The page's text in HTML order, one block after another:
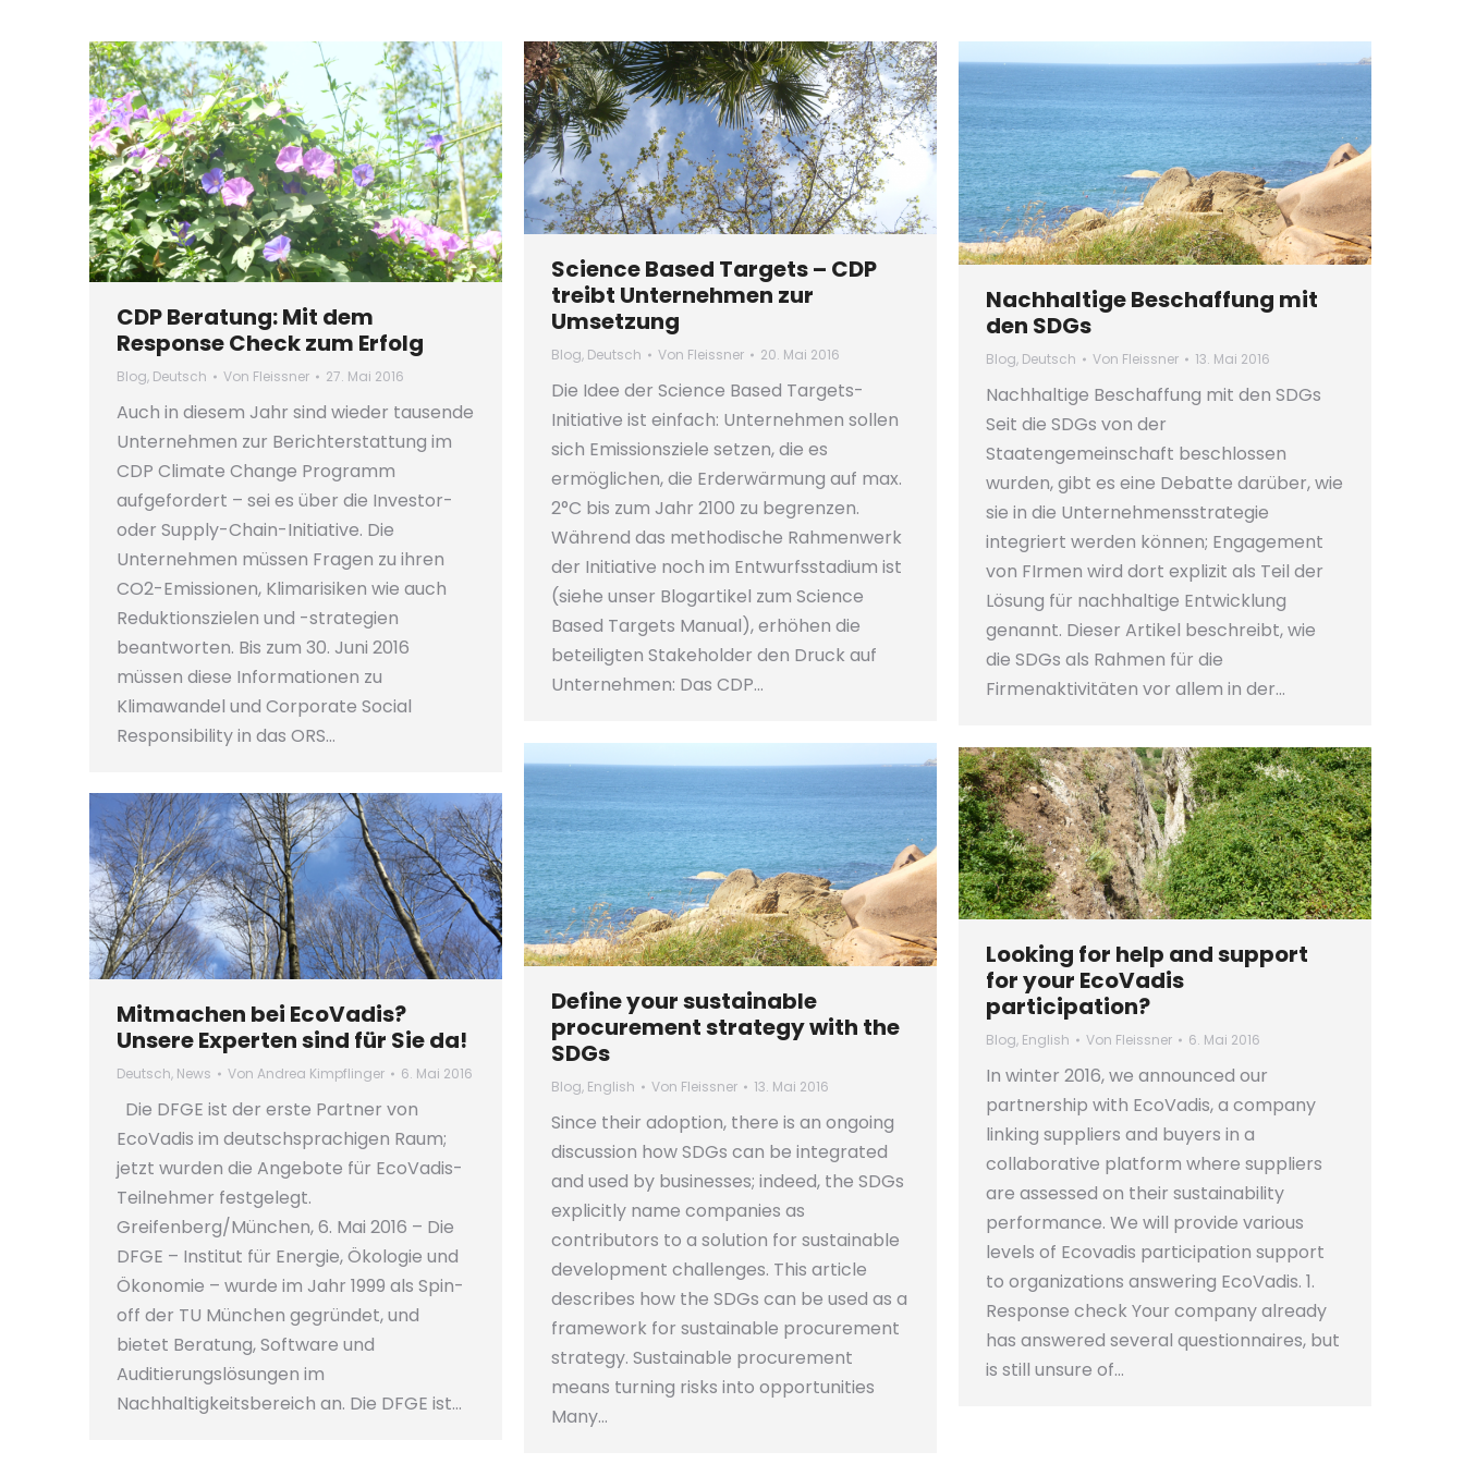
CDP Beratung: Mit dem
Response Check zum Erfolg
Blog, Deutsch Von Fleissner 27. Mai 2016
Auch in diesem Jahr sind wieder tausende
Unternehmen zur Berichterstattung im
CDP Climate Change Programm
aufgefordert – sei es über die Investor-
oder Supply-Chain-Initiative. Die
Unternehmen müssen Fragen zu ihren
CO2-Emissionen, Klimarisiken wie auch
Reduktionszielen und -strategien
beantworten. Bis zum 30. Juni 2016
müssen diese Informationen zu
Klimawandel und Corporate Social
Responsibility in das ORS…
Science Based Targets – CDP
treibt Unternehmen zur
Umsetzung
Blog, Deutsch Von Fleissner 20. Mai 2016
Die Idee der Science Based Targets-
Initiative ist einfach: Unternehmen sollen
sich Emissionsziele setzen, die es
ermöglichen, die Erderwärmung auf max.
2°C bis zum Jahr 2100 zu begrenzen.
Während das methodische Rahmenwerk
der Initiative noch im Entwurfsstadium ist
(siehe unser Blogartikel zum Science
Based Targets Manual), erhöhen die
beteiligten Stakeholder den Druck auf
Unternehmen: Das CDP…
Nachhaltige Beschaffung mit
den SDGs
Blog, Deutsch Von Fleissner 13. Mai 2016
Nachhaltige Beschaffung mit den SDGs
Seit die SDGs von der
Staatengemeinschaft beschlossen
wurden, gibt es eine Debatte darüber, wie
sie in die Unternehmensstrategie
integriert werden können; Engagement
von FIrmen wird dort explizit als Teil der
Lösung für nachhaltige Entwicklung
genannt. Dieser Artikel beschreibt, wie
die SDGs als Rahmen für die
Firmenaktivitäten vor allem in der…
Define your sustainable
procurement strategy with the
SDGs
Blog, English Von Fleissner 13. Mai 2016
Since their adoption, there is an ongoing
discussion how SDGs can be integrated
and used by businesses; indeed, the SDGs
explicitly name companies as
contributors to a solution for sustainable
development challenges. This article
describes how the SDGs can be used as a
framework for sustainable procurement
strategy. Sustainable procurement
means turning risks into opportunities
Many…
Looking for help and support
for your EcoVadis
participation?
Blog, English Von Fleissner 6. Mai 2016
In winter 2016, we announced our
partnership with EcoVadis, a company
linking suppliers and buyers in a
collaborative platform where suppliers
are assessed on their sustainability
performance. We will provide various
levels of Ecovadis participation support
to organizations answering EcoVadis. 1.
Response check Your company already
has answered several questionnaires, but
is still unsure of…
Mitmachen bei EcoVadis?
Unsere Experten sind für Sie da!
Deutsch, News Von Andrea Kimpflinger 6. Mai 2016
Die DFGE ist der erste Partner von
EcoVadis im deutschsprachigen Raum;
jetzt wurden die Angebote für EcoVadis-
Teilnehmer festgelegt.
Greifenberg/München, 6. Mai 2016 – Die
DFGE – Institut für Energie, Ökologie und
Ökonomie – wurde im Jahr 1999 als Spin-
off der TU München gegründet, und
bietet Beratung, Software und
Auditierungslösungen im
Nachhaltigkeitsbereich an. Die DFGE ist…